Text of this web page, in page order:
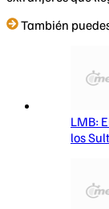
También
LMB:
los